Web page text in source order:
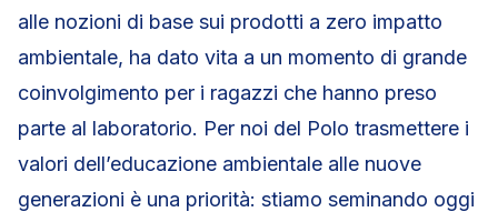
alle nozioni di base sui prodotti a zero impatto
ambientale, ha dato vita a un momento di grande
coinvolgimento per i ragazzi che hanno preso
parte al laboratorio. Per noi del Polo trasmettere i
valori dell’educazione ambientale alle nuove
generazioni è una priorità: stiamo seminando oggi